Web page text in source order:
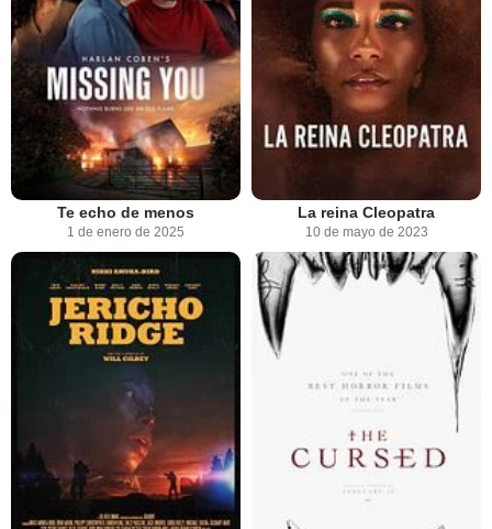
Te echo de menos
1 de enero de 2025
La reina Cleopatra
10 de mayo de 2023